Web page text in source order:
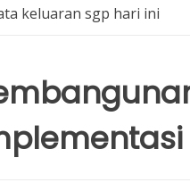
keluaran sgp hari ini